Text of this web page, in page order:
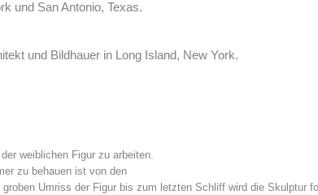
und San Antonio, Texas.
und Bildhauer in Long Island, New York.
weiblichen Figur zu arbeiten.
zu behauen ist von den
Umriss der Figur bis zum letzten Schliff wird die Skulptur